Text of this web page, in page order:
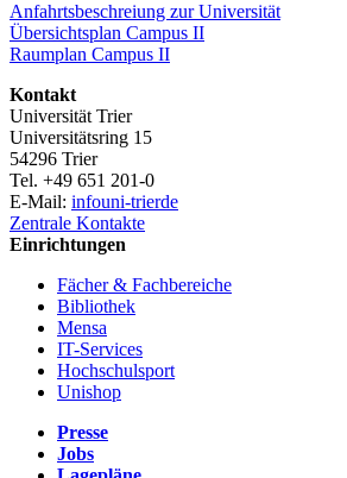
Anfahrtsbeschreiung zur Universität
Übersichtsplan Campus II
Raumplan Campus II
Kontakt
Universität Trier
Universitätsring 15
54296 Trier
Tel. +49 651 201-0
E-Mail: infouni-trierde
Zentrale Kontakte
Einrichtungen
Fächer & Fachbereiche
Bibliothek
Mensa
IT-Services
Hochschulsport
Unishop
Presse
Jobs